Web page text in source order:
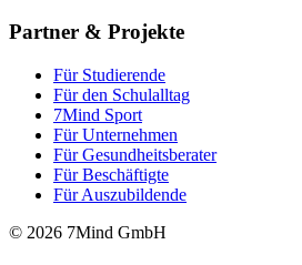
Partner & Projekte
Für Stu­die­rende
Für den Schulalltag
7Mind Sport
Für Unter­neh­men
Für Gesund­heits­be­ra­ter
Für Beschäftigte
Für Auszubildende
© 2026 7Mind GmbH